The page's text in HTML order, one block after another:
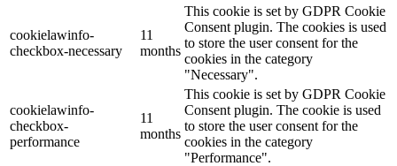
cookielawinfo-
checkbox-necessary
11
months
This cookie is set by GDPR Cookie
Consent plugin. The cookies is used
to store the user consent for the
cookies in the category
"Necessary".
cookielawinfo-
checkbox-
performance
11
months
This cookie is set by GDPR Cookie
Consent plugin. The cookie is used
to store the user consent for the
cookies in the category
"Performance".